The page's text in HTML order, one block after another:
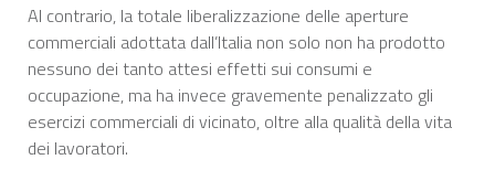
Al contrario, la totale liberalizzazione delle aperture
commerciali adottata dall’Italia non solo non ha prodotto
nessuno dei tanto attesi effetti sui consumi e
occupazione, ma ha invece gravemente penalizzato gli
esercizi commerciali di vicinato, oltre alla qualità della vita
dei lavoratori.